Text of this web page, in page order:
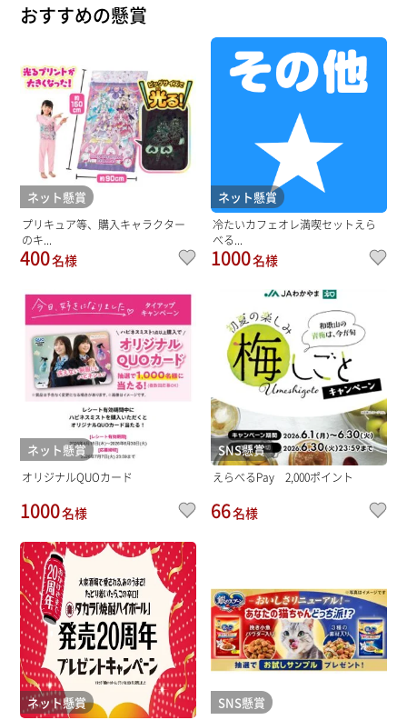
おすすめの懸賞
ネット懸賞
プリキュア等、購入キャラクター
のキ...
400名様
ネット懸賞
冷たいカフェオレ満喫セットえら
べる...
1000名様
ネット懸賞
オリジナルQUOカード
1000名様
SNS懸賞
えらべるPay 2,000ポイント
66名様
ネット懸賞 SNS懸賞